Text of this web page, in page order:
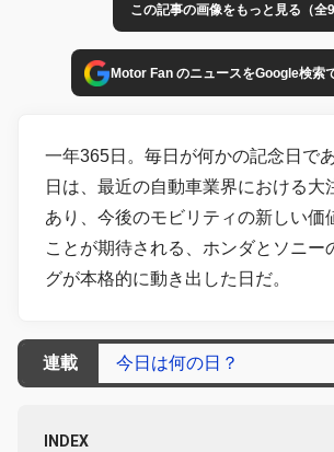
この記事の画像をもっと見る（全9
Motor Fan のニュースをGoogle検索
一年365日。毎日が何かの記念日で
日は、最近の自動車業界における大
あり、今後のモビリティの新しい価
ことが期待される、ホンダとソニー
グが本格的に動き出した日だ。
連載 今日は何の日？
INDEX